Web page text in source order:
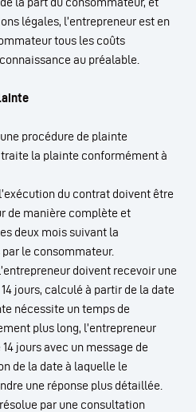
légales, l’entrepreneur est en
tous les coûts
au préalable.
procédure de plainte
la plainte conformément à
du contrat doivent être
de manière complète et
deux mois suivant la
le consommateur.
doivent recevoir une
jours, calculé à partir de la date
nécessite un temps de
plus long, l’entrepreneur
jours avec un message de
de la date à laquelle le
une réponse plus détaillée.
par une consultation